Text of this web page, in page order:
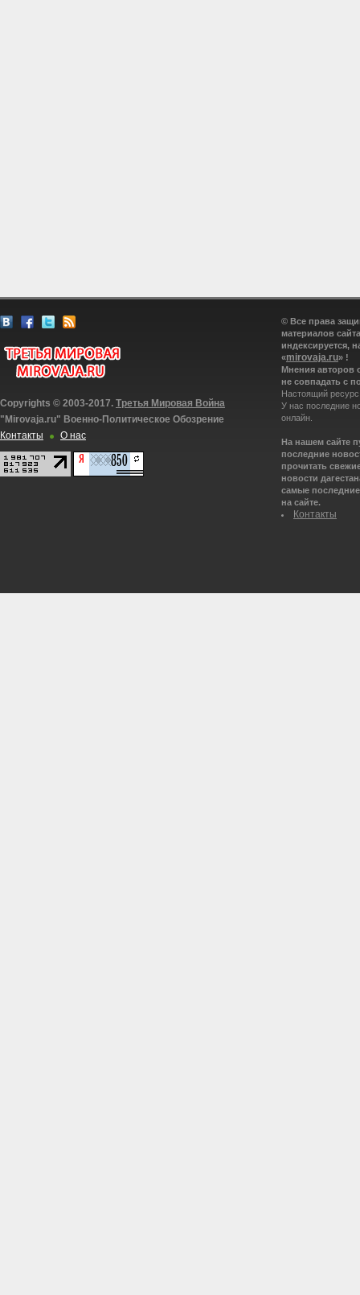
Copyrights © 2003-2017. Третья Мировая Война
"Mirovaja.ru" Военно-Политическое Обозрение
Контакты
О нас
© Все права
материалов
индексируется,
«mirovaja.ru» !
Мнения авторов
не совпадать с
Настоящий
У нас последние
онлайн.
На нашем сайте
последние
прочитать
новости
самые
на сайте.
Контакты